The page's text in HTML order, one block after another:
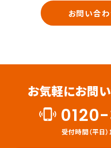
お問い合
お気軽にお問
受付時間（平日